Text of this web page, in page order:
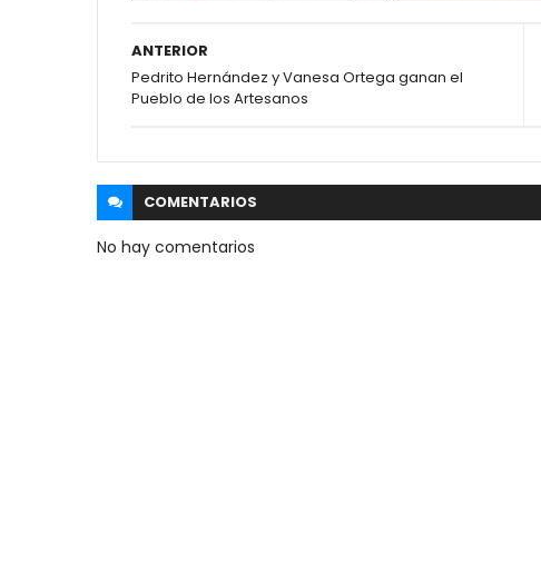
ANTERIOR
Pedrito Hernández y Vanesa Ortega ganan el
Pueblo de los Artesanos
COMENTARIOS
No hay comentarios